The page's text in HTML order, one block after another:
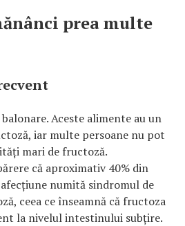
prea multe
Aceste alimente au un
iar multe persoane nu pot
mari de fructoză.
că aproximativ 40% din
numită sindromul de
ceea ce înseamnă că fructoza
la nivelul intestinului subțire.